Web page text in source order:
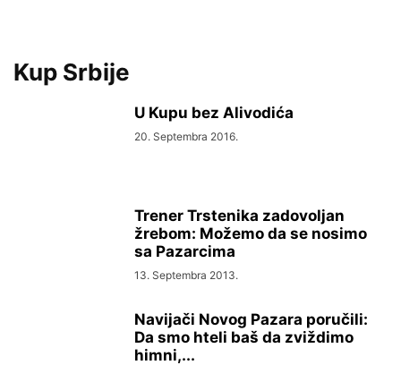
Kup Srbije
U Kupu bez Alivodića
20. Septembra 2016.
Trener Trstenika zadovoljan
žrebom: Možemo da se nosimo
sa Pazarcima
13. Septembra 2013.
Navijači Novog Pazara poručili:
Da smo hteli baš da zviždimo
himni,...